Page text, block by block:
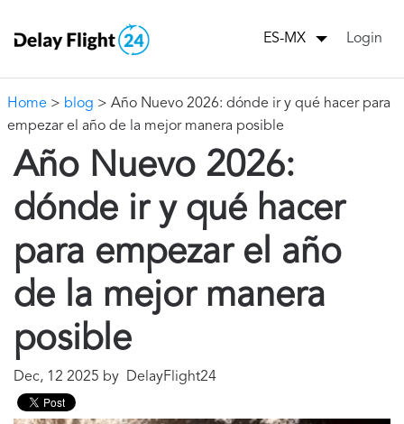
ES-MX Login
Home > blog > Año Nuevo 2026: dónde ir y qué hacer para
empezar el año de la mejor manera posible
Año Nuevo 2026:
dónde ir y qué hacer
para empezar el año
de la mejor manera
posible
Dec, 12 2025 by DelayFlight24